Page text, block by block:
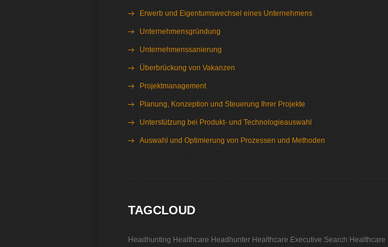
Erwerb und Eigentumswechsel eines Unternehmens
Unternehmensgründung
Unternehmenssanierung
Überbrückung von Vakanzen
Projektmanagement
Planung, Konzeption und Steuerung Ihrer Projekte
Unterstützung bei Produkt- und Technologieauswahl
Auswahl und Optimierung von Prozessen und Methoden
TAGCLOUD
Headhunting Healthcare Headhunter Healthcare Executive Search Healthcare